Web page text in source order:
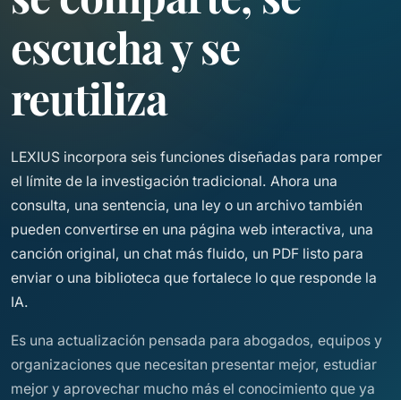
escucha y se
reutiliza
LEXIUS incorpora seis funciones diseñadas para romper
el límite de la investigación tradicional. Ahora una
consulta, una sentencia, una ley o un archivo también
pueden convertirse en una página web interactiva, una
canción original, un chat más fluido, un PDF listo para
enviar o una biblioteca que fortalece lo que responde la
IA.
Es una actualización pensada para abogados, equipos y
organizaciones que necesitan presentar mejor, estudiar
mejor y aprovechar mucho más el conocimiento que ya